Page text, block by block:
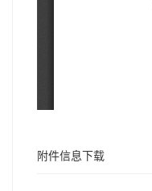
附件信息下载